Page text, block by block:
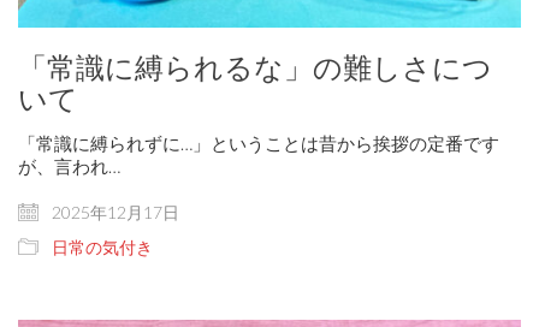
「常識に縛られるな」の難しさにつ
いて
「常識に縛られずに…」ということは昔から挨拶の定番です
が、言われ…
2025年12月17日
日常の気付き